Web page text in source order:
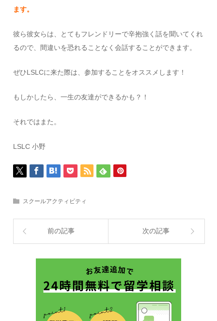
ます。
彼ら彼女らは、とてもフレンドリーで辛抱強く話を聞いてくれ
るので、間違いを恐れることなく会話することができます。
ぜひLSLCに来た際は、参加することをオススメします！
もしかしたら、一生の友達ができるかも？！
それではまた。
LSLC 小野
スクールアクティビティ
前の記事 次の記事